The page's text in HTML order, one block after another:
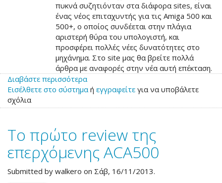
πυκνά συζητιόνταν στα διάφορα sites, είναι
ένας νέος επιταχυντής για τις Amiga 500 και
500+, ο οποίος συνδέεται στην πλάγια
αριστερή θύρα του υπολογιστή, και
προσφέρει πολλές νέες δυνατότητες στο
μηχάνημα. Στο site μας θα βρείτε πολλά
άρθρα με αναφορές στην νέα αυτή επέκταση.
Διαβάστε περισσότεραγια
το
500
για
προπαραγγελία
Εισέλθετε στο σύστημαή εγγραφείτε για να υποβάλετε
σχόλια
Το πρώτο review της
επερχόμενης ACA500
Submitted by walkero on Σάβ, 16/11/2013.